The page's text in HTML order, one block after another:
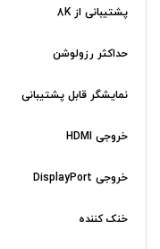
پشتیبانی از 8K
حداکثر رزولوشن
نمایشگر قابل پشتیبانی
خروجی HDMI
خروجی DisplayPort
خنک کننده